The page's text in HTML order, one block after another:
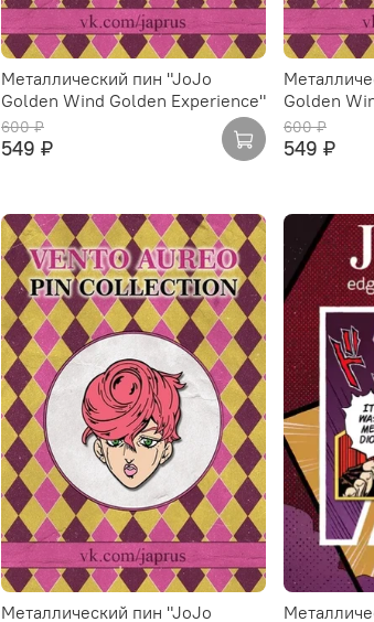
Металлический пин "JoJo
Golden Wind Golden Experience"
600 ₽
549 ₽
Golden
600 ₽
549 ₽
Металлический пин "JoJo